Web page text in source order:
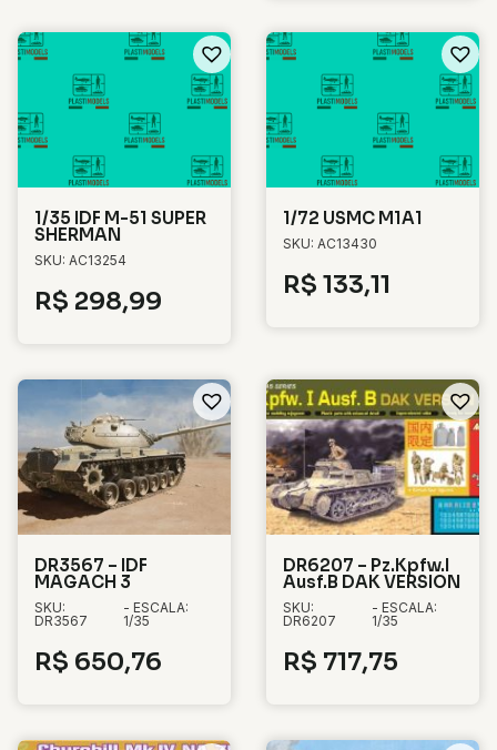
1/35 IDF M-51 SUPER
SHERMAN
SKU: AC13254
R$ 298,99
1/72 USMC M1A1
SKU: AC13430
R$ 133,11
DR3567 – IDF
MAGACH 3
SKU:
DR3567
- ESCALA:
1/35
R$ 650,76
DR6207 – Pz.Kpfw.I
Ausf.B DAK VERSION
SKU:
DR6207
- ESCALA:
1/35
R$ 717,75